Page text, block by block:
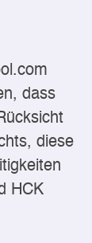
dass
diese
HCK